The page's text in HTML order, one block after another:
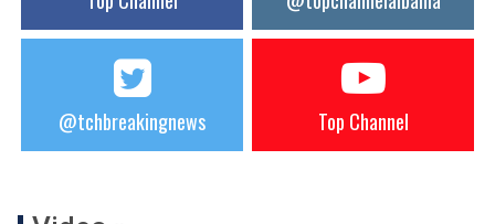
@tchbreakingnews Top Channel